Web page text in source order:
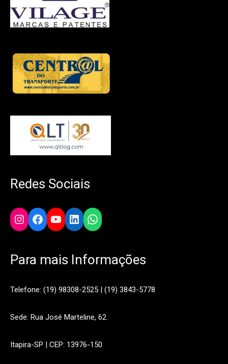
Redes Sociais
Instagram
Facebook
YouTube
LinkedIn
WhatsApp
Para mais Informações
Telefone: (19) 98308-2525 | (19) 3843-5778
Sede: Rua José Marteline, 62.
Itapira-SP | CEP: 13976-150